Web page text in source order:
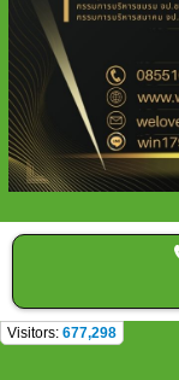
Visitors: 677,298